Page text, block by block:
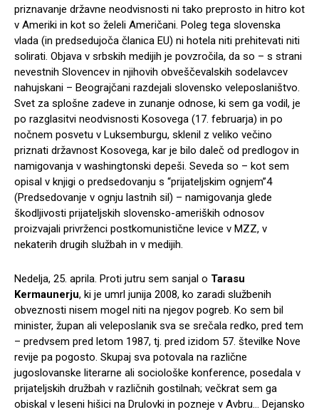
priznavanje državne neodvisnosti ni tako preprosto in hitro kot
v Ameriki in kot so želeli Američani. Poleg tega slovenska
vlada (in predsedujoča članica EU) ni hotela niti prehitevati niti
solirati. Objava v srbskih medijih je povzročila, da so – s strani
nevestnih Slovencev in njihovih obveščevalskih sodelavcev
nahujskani – Beograjčani razdejali slovensko veleposlaništvo.
Svet za splošne zadeve in zunanje odnose, ki sem ga vodil, je
po razglasitvi neodvisnosti Kosovega (17. februarja) in po
nočnem posvetu v Luksemburgu, sklenil z veliko večino
priznati državnost Kosovega, kar je bilo daleč od predlogov in
namigovanja v washingtonski depeši. Seveda so – kot sem
opisal v knjigi o predsedovanju s “prijateljskim ognjem”4
(Predsedovanje v ognju lastnih sil) – namigovanja glede
škodljivosti prijateljskih slovensko-ameriških odnosov
proizvajali privrženci postkomunistične levice v MZZ, v
nekaterih drugih službah in v medijih.
Nedelja, 25. aprila. Proti jutru sem sanjal o Tarasu
Kermaunerju, ki je umrl junija 2008, ko zaradi službenih
obveznosti nisem mogel niti na njegov pogreb. Ko sem bil
minister, župan ali veleposlanik sva se srečala redko, pred tem
– predvsem pred letom 1987, tj. pred izidom 57. številke Nove
revije pa pogosto. Skupaj sva potovala na različne
jugoslovanske literarne ali sociološke konference, posedala v
prijateljskih družbah v različnih gostilnah; večkrat sem ga
obiskal v leseni hišici na Drulovki in pozneje v Avbru… Dejansko